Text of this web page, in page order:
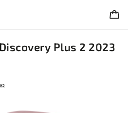
Discovery Plus 2 2023